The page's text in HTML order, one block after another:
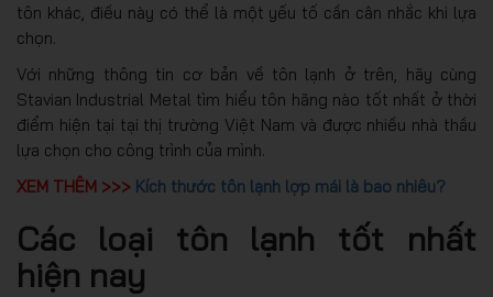
tôn khác, điều này có thể là một yếu tố cần cân nhắc khi lựa
chọn.
Với những thông tin cơ bản về tôn lạnh ở trên, hãy cùng
Stavian Industrial Metal tìm hiểu tôn hãng nào tốt nhất ở thời
điểm hiện tại tại thị trường Việt Nam và được nhiều nhà thầu
lựa chọn cho công trình của mình.
XEM THÊM >>> Kích thước tôn lạnh lợp mái là bao nhiêu?
Các loại tôn lạnh tốt nhất
hiện nay